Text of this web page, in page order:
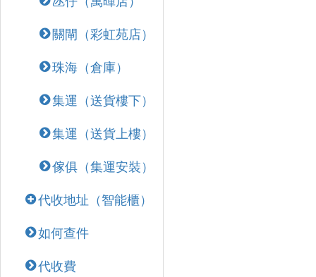
關閘（彩虹苑店）
珠海（倉庫）
集運（送貨樓下）
集運（送貨上樓）
傢俱（集運安裝）
代收地址（智能櫃）
如何查件
代收費